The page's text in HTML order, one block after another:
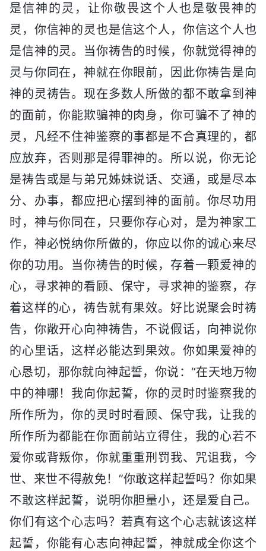
是信神的灵，让你敬畏这个人也是敬畏神的
灵，你信神的灵也是信这个人，你信这个人也
是信神的灵。当你祷告的时候，你就觉得神的
灵与你同在，神就在你眼前，因此你祷告是向
神的灵祷告。现在多数人所做的都不敢拿到神
的面前，你能欺骗神的肉身，你可骗不了神的
灵，凡经不住神鉴察的事都是不合真理的，都
应放弃，否则那是得罪神的。所以说，你无论
是祷告或是与弟兄姊妹说话、交通，或是尽本
分、办事，都应把心摆到神的面前。你尽功用
时，神与你同在，只要你存心对，是为神家工
作，神必悦纳你所做的，你应以你的诚心来尽
你的功用。当你祷告的时候，存着一颗爱神的
心，寻求神的看顾、保守，寻求神的鉴察，存
着这样的心，祷告就有果效。好比说聚会时祷
告，你敞开心向神祷告，不说假话，向神说你
的心里话，这样必能达到果效。你如果爱神的
心恳切，那你就向神起誓，你说：“在天地万物
中的神哪！我向你起誓，你的灵时时鉴察我的
所作所为，你的灵时时看顾、保守我，让我的
所作所为都能在你面前站立得住，我的心若不
爱你或背叛你，你就重重刑罚我、咒诅我，今
世、来世不得赦免！”你敢这样起誓吗？你如果
不敢这样起誓，说明你胆量小，还是爱自己。
你们有这个心志吗？若真有这个心志就该这样
起誓，你能有心志向神起誓，神就成全你这个